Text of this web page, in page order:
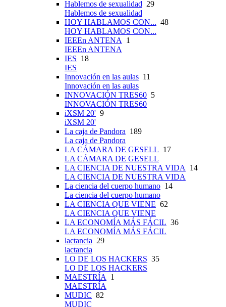
Hablemos de sexualidad 29
Hablemos de sexualidad
HOY HABLAMOS CON... 48
HOY HABLAMOS CON...
IEEEn ANTENA 1
IEEEn ANTENA
IES 18
IES
Innovación en las aulas 11
Innovación en las aulas
INNOVACIÓN TRES60 5
INNOVACIÓN TRES60
iXSM 20' 9
iXSM 20'
La caja de Pandora 189
La caja de Pandora
LA CÁMARA DE GESELL 17
LA CÁMARA DE GESELL
LA CIENCIA DE NUESTRA VIDA 14
LA CIENCIA DE NUESTRA VIDA
La ciencia del cuerpo humano 14
La ciencia del cuerpo humano
LA CIENCIA QUE VIENE 62
LA CIENCIA QUE VIENE
LA ECONOMÍA MÁS FÁCIL 36
LA ECONOMÍA MÁS FÁCIL
lactancia 29
lactancia
LO DE LOS HACKERS 35
LO DE LOS HACKERS
MAESTRÍA 1
MAESTRÍA
MUDIC 82
MUDIC